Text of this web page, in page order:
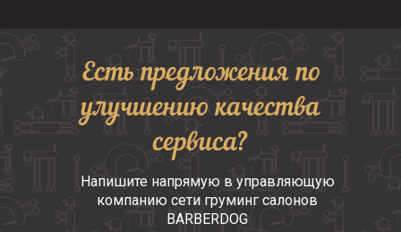
Есть предложения по
улучшению качества
сервиса?
Напишите напрямую в управляющую
компанию сети груминг салонов
BARBERDOG